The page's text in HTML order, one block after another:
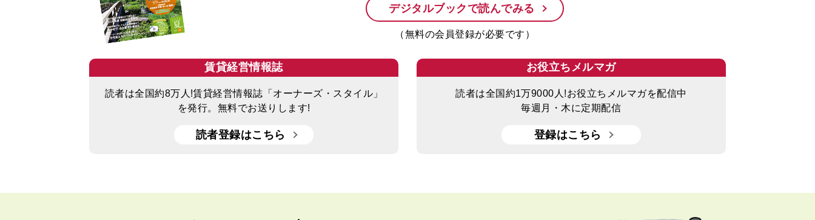
デジタルブックで読んでみる
（無料の会員登録が必要です）
賃貸経営情報誌
読者は全国約8万人!賃貸経営情報誌「オーナーズ・スタイル」
を発行。無料でお送りします!
読者登録はこちら
お役立ちメルマガ
読者は全国約1万9000人!お役立ちメルマガを配信中
毎週月・木に定期配信
登録はこちら